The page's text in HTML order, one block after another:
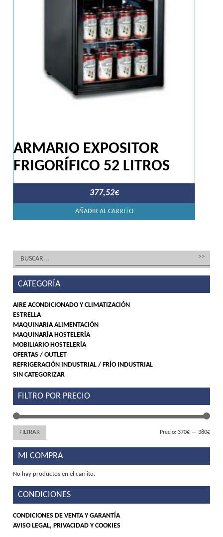
ARMARIO EXPOSITOR
FRIGORÍFICO 52 LITROS
377,52€
AÑADIR AL CARRITO
CATEGORÍA
AIRE ACONDICIONADO Y CLIMATIZACIÓN
ESTRELLA
MAQUINARIA ALIMENTACIÓN
MAQUINARÍA HOSTELERÍA
MOBILIARIO HOSTELERÍA
OFERTAS / OUTLET
REFRIGERACIÓN INDUSTRIAL / FRÍO INDUSTRIAL
SIN CATEGORIZAR
FILTRO POR PRECIO
FILTRAR Precio: 370€— 380€
MI COMPRA
No hay productos en el carrito.
CONDICIONES
CONDICIONES DE VENTA Y GARANTÍA
AVISO LEGAL, PRIVACIDAD Y COOKIES